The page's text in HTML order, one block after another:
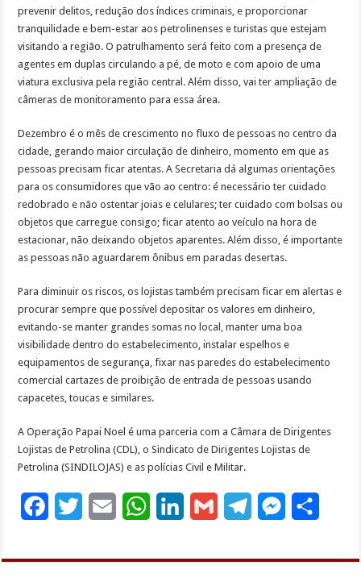
prevenir delitos, redução dos índices criminais, e proporcionar
tranquilidade e bem-estar aos petrolinenses e turistas que estejam
visitando a região. O patrulhamento será feito com a presença de
agentes em duplas circulando a pé, de moto e com apoio de uma
viatura exclusiva pela região central. Além disso, vai ter ampliação de
câmeras de monitoramento para essa área.
Dezembro é o mês de crescimento no fluxo de pessoas no centro da
cidade, gerando maior circulação de dinheiro, momento em que as
pessoas precisam ficar atentas. A Secretaria dá algumas orientações
para os consumidores que vão ao centro: é necessário ter cuidado
redobrado e não ostentar joias e celulares; ter cuidado com bolsas ou
objetos que carregue consigo; ficar atento ao veículo na hora de
estacionar, não deixando objetos aparentes. Além disso, é importante
as pessoas não aguardarem ônibus em paradas desertas.
Para diminuir os riscos, os lojistas também precisam ficar em alertas e
procurar sempre que possível depositar os valores em dinheiro,
evitando-se manter grandes somas no local, manter uma boa
visibilidade dentro do estabelecimento, instalar espelhos e
equipamentos de segurança, fixar nas paredes do estabelecimento
comercial cartazes de proibição de entrada de pessoas usando
capacetes, toucas e similares.
A Operação Papai Noel é uma parceria com a Câmara de Dirigentes
Lojistas de Petrolina (CDL), o Sindicato de Dirigentes Lojistas de
Petrolina (SINDILOJAS) e as polícias Civil e Militar.
c
i
a
W
a
n
a
l
M
s
a